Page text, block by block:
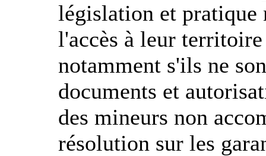
législation et pratique
l'accès à leur
notamment s'ils ne
documents et
des mineurs non
résolution sur les